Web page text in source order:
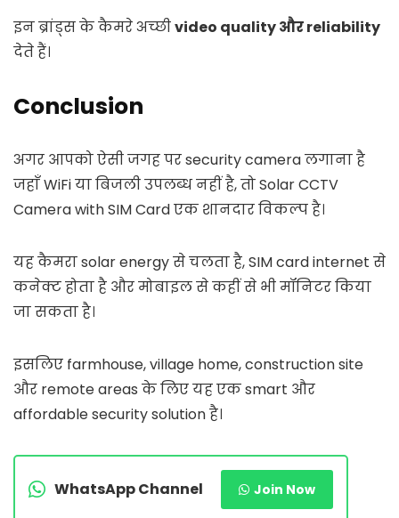
इन ब्रांड्स के कैमरे अच्छीvideo quality और reliability
देते हैं।
Conclusion
अगर आपको ऐसी जगह पर security camera लगाना है
जहाँ WiFi या बिजली उपलब्ध नहीं है, तो Solar CCTV
Camera with SIM Card एक शानदार विकल्प है।
यह कैमरा solar energy से चलता है, SIM card internet से
कनेक्ट होता है और मोबाइल से कहीं से भी मॉनिटर किया
जा सकता है।
इसलिए farmhouse, village home, construction site
और remote areas के लिए यह एक smart और
affordable security solution है।
WhatsApp Channel Join Now